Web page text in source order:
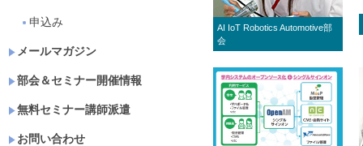
申込み
メールマガジン
部会＆セミナー開催情報
無料セミナー講師派遣
お問い合わせ
AI IoT Robotics Automotive部
会